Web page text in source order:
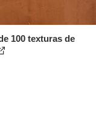
100 texturas de